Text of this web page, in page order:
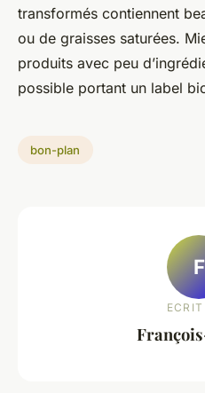
transformés contiennent
ou de graisses saturées.
produits avec peu
possible portant un label
bon-plan
F
ECRIT